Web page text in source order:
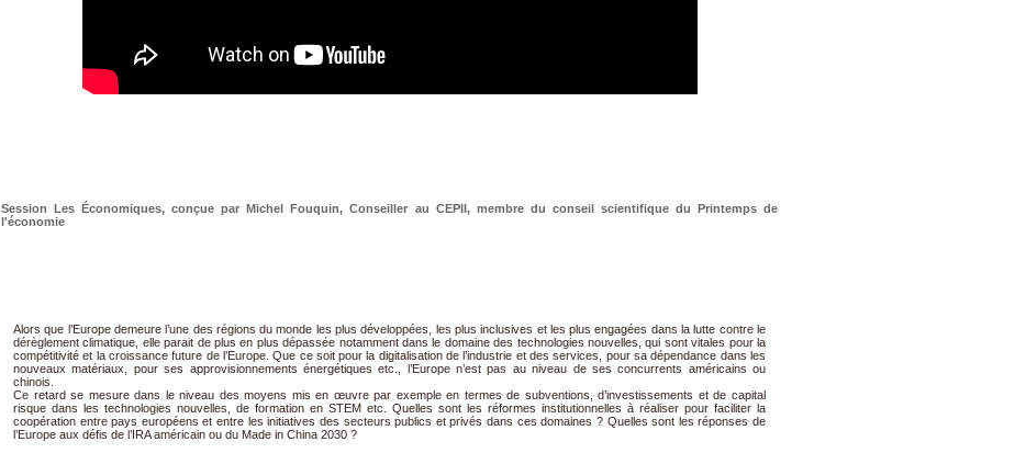
Session Les Économiques, conçue par Michel Fouquin, Conseiller au CEPII, membre du conseil scientifique du Printemps de
l'économie
Alors que l’Europe demeure l’une des régions du monde les plus développées, les plus inclusives et les plus engagées dans la lutte contre le
dérèglement climatique, elle parait de plus en plus dépassée notamment dans le domaine des technologies nouvelles, qui sont vitales pour la
compétitivité et la croissance future de l’Europe. Que ce soit pour la digitalisation de l’industrie et des services, pour sa dépendance dans les
nouveaux matériaux, pour ses approvisionnements énergétiques etc., l’Europe n’est pas au niveau de ses concurrents américains ou
chinois.
Ce retard se mesure dans le niveau des moyens mis en œuvre par exemple en termes de subventions, d’investissements et de capital
risque dans les technologies nouvelles, de formation en STEM etc. Quelles sont les réformes institutionnelles à réaliser pour faciliter la
coopération entre pays européens et entre les initiatives des secteurs publics et privés dans ces domaines ? Quelles sont les réponses de
l’Europe aux défis de l’IRA américain ou du Made in China 2030 ?